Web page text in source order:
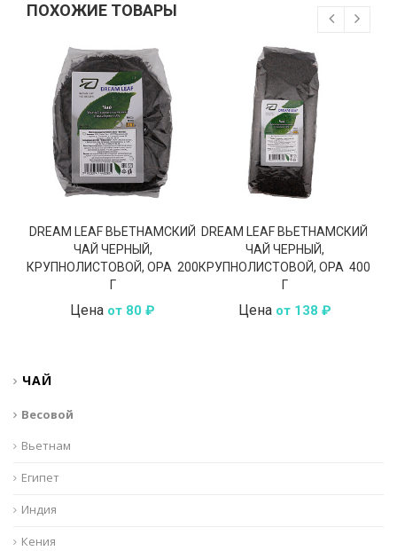
ПОХОЖИЕ ТОВАРЫ
DREAM LEAF ВЬЕТНАМСКИЙ
ЧАЙ ЧЕРНЫЙ,
КРУПНОЛИСТОВОЙ, OPA 200
Г
Цена от 80 ₽
DREAM LEAF ВЬЕТНАМСКИЙ
ЧАЙ ЧЕРНЫЙ,
КРУПНОЛИСТОВОЙ, OPA 400
Г
Цена от 138 ₽
ЧАЙ
Весовой
Вьетнам
Египет
Индия
Кения